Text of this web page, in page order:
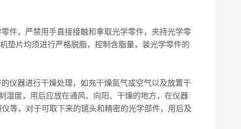
件，严禁用手直接接触和拿取光学零件，夹持光学零
垫片均须进行严格脱脂，控制含脂量，装光学零件的
仪器进行干燥处理，如充干燥氮气或空气以及放置干
湿度，用后应放在通风、向阳、干燥的地方，在仪器
等，对于可取下来的镜头和精密的光学部件，用后及